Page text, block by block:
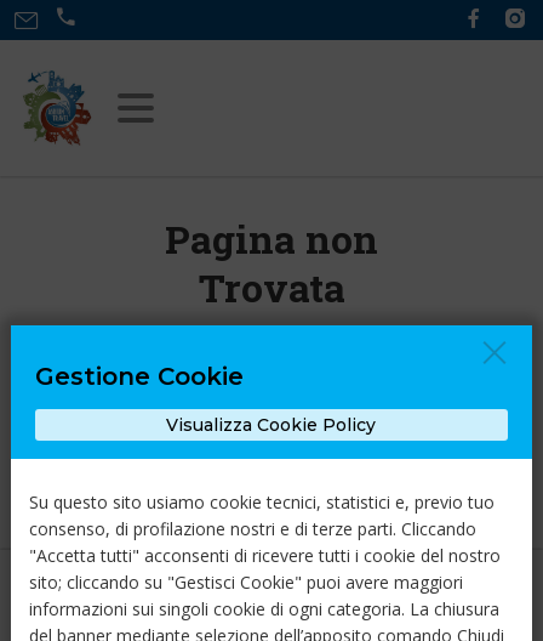
Pagina non
Trovata
Ci dispiace, ma la pagina che stai
Link Utili
Gestione Cookie
Visualizza Cookie Policy
Su questo sito usiamo cookie tecnici, statistici e, previo tuo
consenso, di profilazione nostri e di terze parti. Cliccando
"Accetta tutti" acconsenti di ricevere tutti i cookie del nostro
sito; cliccando su "Gestisci Cookie" puoi avere maggiori
informazioni sui singoli cookie di ogni categoria. La chiusura
del banner mediante selezione dell’apposito comando Chiudi